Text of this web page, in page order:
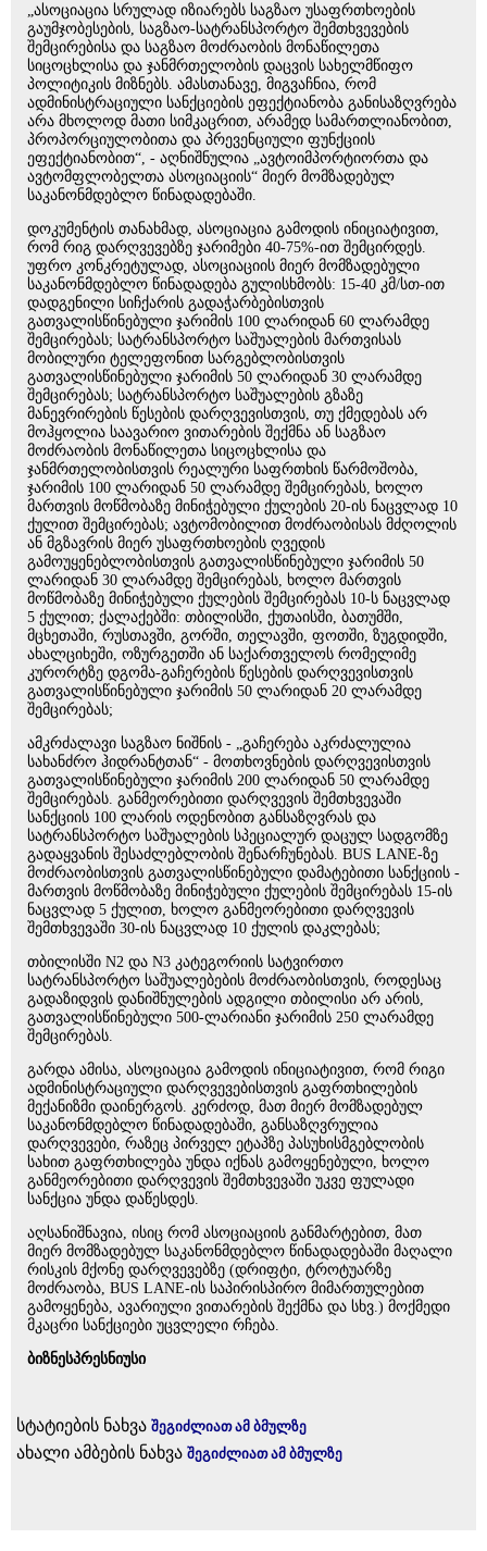
„ასოციაცია სრულად იზიარებს საგზაო უსაფრთხოების
გაუმჯობესების, საგზაო-სატრანსპორტო შემთხვევების
შემცირებისა და საგზაო მოძრაობის მონაწილეთა
სიცოცხლისა და ჯანმრთელობის დაცვის სახელმწიფო
პოლიტიკის მიზნებს. ამასთანავე, მიგვაჩნია, რომ
ადმინისტრაციული სანქციების ეფექტიანობა განისაზღვრება
არა მხოლოდ მათი სიმკაცრით, არამედ სამართლიანობით,
პროპორციულობითა და პრევენციული ფუნქციის
ეფექტიანობით“, - აღნიშნულია „ავტოიმპორტიორთა და
ავტომფლობელთა ასოციაციის“ მიერ მომზადებულ
საკანონმდებლო წინადადებაში.
დოკუმენტის თანახმად, ასოციაცია გამოდის ინიციატივით,
რომ რიგ დარღვევებზე ჯარიმები 40-75%-ით შემცირდეს.
უფრო კონკრეტულად, ასოციაციის მიერ მომზადებული
საკანონმდებლო წინადადება გულისხმობს: 15-40 კმ/სთ-ით
დადგენილი სიჩქარის გადაჭარბებისთვის
გათვალისწინებული ჯარიმის 100 ლარიდან 60 ლარამდე
შემცირებას; სატრანსპორტო საშუალების მართვისას
მობილური ტელეფონით სარგებლობისთვის
გათვალისწინებული ჯარიმის 50 ლარიდან 30 ლარამდე
შემცირებას; სატრანსპორტო საშუალების გზაზე
მანევრირების წესების დარღვევისთვის, თუ ქმედებას არ
მოჰყოლია საავარიო ვითარების შექმნა ან საგზაო
მოძრაობის მონაწილეთა სიცოცხლისა და
ჯანმრთელობისთვის რეალური საფრთხის წარმოშობა,
ჯარიმის 100 ლარიდან 50 ლარამდე შემცირებას, ხოლო
მართვის მოწმობაზე მინიჭებული ქულების 20-ის ნაცვლად 10
ქულით შემცირებას; ავტომობილით მოძრაობისას მძღოლის
ან მგზავრის მიერ უსაფრთხოების ღვედის
გამოუყენებლობისთვის გათვალისწინებული ჯარიმის 50
ლარიდან 30 ლარამდე შემცირებას, ხოლო მართვის
მოწმობაზე მინიჭებული ქულების შემცირებას 10-ს ნაცვლად
5 ქულით; ქალაქებში: თბილისში, ქუთაისში, ბათუმში,
მცხეთაში, რუსთავში, გორში, თელავში, ფოთში, ზუგდიდში,
ახალციხეში, ოზურგეთში ან საქართველოს რომელიმე
კურორტზე დგომა-გაჩერების წესების დარღვევისთვის
გათვალისწინებული ჯარიმის 50 ლარიდან 20 ლარამდე
შემცირებას;
ამკრძალავი საგზაო ნიშნის - „გაჩერება აკრძალულია
სახანძრო ჰიდრანტთან“ - მოთხოვნების დარღვევისთვის
გათვალისწინებული ჯარიმის 200 ლარიდან 50 ლარამდე
შემცირებას. განმეორებითი დარღვევის შემთხვევაში
სანქციის 100 ლარის ოდენობით განსაზღვრას და
სატრანსპორტო საშუალების სპეციალურ დაცულ სადგომზე
გადაყვანის შესაძლებლობის შენარჩუნებას. BUS LANE-ზე
მოძრაობისთვის გათვალისწინებული დამატებითი სანქციის -
მართვის მოწმობაზე მინიჭებული ქულების შემცირებას 15-ის
ნაცვლად 5 ქულით, ხოლო განმეორებითი დარღვევის
შემთხვევაში 30-ის ნაცვლად 10 ქულის დაკლებას;
თბილისში N2 და N3 კატეგორიის სატვირთო
სატრანსპორტო საშუალებების მოძრაობისთვის, როდესაც
გადაზიდვის დანიშნულების ადგილი თბილისი არ არის,
გათვალისწინებული 500-ლარიანი ჯარიმის 250 ლარამდე
შემცირებას.
გარდა ამისა, ასოციაცია გამოდის ინიციატივით, რომ რიგი
ადმინისტრაციული დარღვევებისთვის გაფრთხილების
მექანიზმი დაინერგოს. კერძოდ, მათ მიერ მომზადებულ
საკანონმდებლო წინადადებაში, განსაზღვრულია
დარღვევები, რაზეც პირველ ეტაპზე პასუხისმგებლობის
სახით გაფრთხილება უნდა იქნას გამოყენებული, ხოლო
განმეორებითი დარღვევის შემთხვევაში უკვე ფულადი
სანქცია უნდა დაწესდეს.
აღსანიშნავია, ისიც რომ ასოციაციის განმარტებით, მათ
მიერ მომზადებულ საკანონმდებლო წინადადებაში მაღალი
რისკის მქონე დარღვევებზე (დრიფტი, ტროტუარზე
მოძრაობა, BUS LANE-ის საპირისპირო მიმართულებით
გამოყენება, ავარიული ვითარების შექმნა და სხვ.) მოქმედი
მკაცრი სანქციები უცვლელი რჩება.
ბიზნესპრესნიუსი
სტატიების ნახვა შეგიძლიათ ამ ბმულზე
ახალი ამბების ნახვა შეგიძლიათ ამ ბმულზე